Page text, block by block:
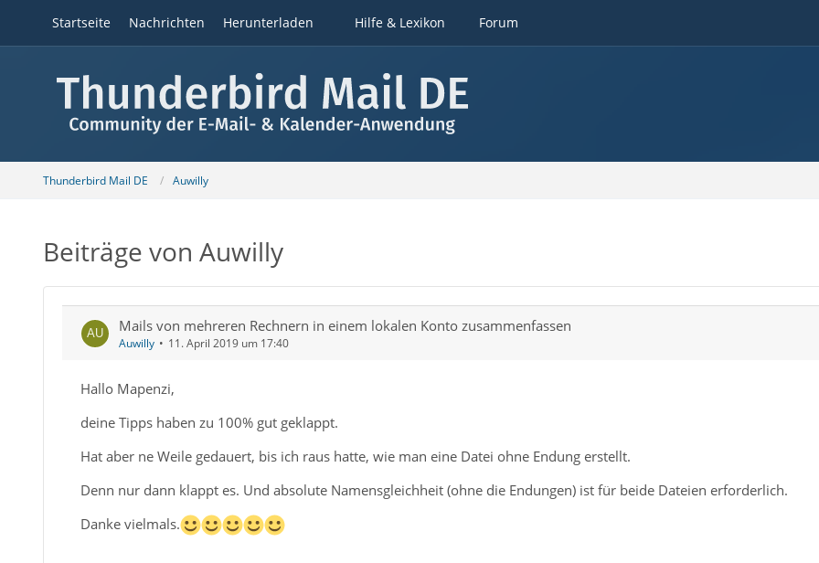
Startseite Nachrichten Herunterladen Hilfe & Lexikon Forum
Thunderbird Mail DE Auwilly
Beiträge von Auwilly
Mails von mehreren Rechnern in einem lokalen Konto zusammenfassen
Auwilly 11. April 2019 um 17:40
Hallo Mapenzi,
deine Tipps haben zu 100% gut geklappt.
Hat aber ne Weile gedauert, bis ich raus hatte, wie man eine Datei ohne Endung erstellt.
Denn nur dann klappt es. Und absolute Namensgleichheit (ohne die Endungen) ist für beide Dateien erforderlich.
Danke vielmals.